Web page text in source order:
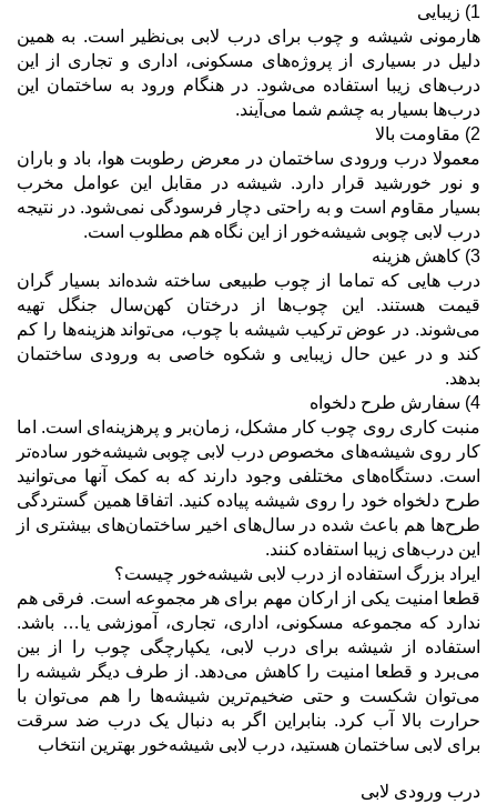
1) زیبایی
هارمونی شیشه و چوب برای درب لابی بی‌نظیر است. به همین
دليل در بسیاری از پروژه‌های مسکونی، اداری و تجاری از این
درب‌های زیبا استفاده می‌شود. در هنگام ورود به ساختمان این
درب‌ها بسیار به چشم شما می‌آیند.
2) مقاومت بالا
معمولا درب ورودی ساختمان در معرض رطوبت هوا، باد و باران
و نور خورشید قرار دارد. شیشه در مقابل این عوامل مخرب
بسیار مقاوم است و به راحتی دچار فرسودگی نمی‌شود. در نتیجه
درب لابی چوبی شیشه‌خور از این نگاه هم مطلوب است.
3) کاهش هزینه
درب هایی که تماما از چوب طبیعی ساخته شده‌اند بسیار گران
قیمت هستند. این چوب‌ها از درختان کهن‌سال جنگل تهیه
می‌شوند. در عوض ترکیب شیشه با چوب، می‌تواند هزینه‌ها را کم
کند و در عین حال زیبایی و شکوه خاصی به ورودی ساختمان
بدهد.
4) سفارش طرح دلخواه
منبت کاری روی چوب کار مشکل، زمان‌بر و پر‌هزینه‌ای است. اما
کار روی شیشه‌های مخصوص درب لابی چوبی شیشه‌خور ساده‎‌تر
است. دستگاه‌های مختلفی وجود دارند که به کمک آنها می‌توانید
طرح دلخواه خود را روی شیشه پیاده کنید. اتفاقا همین گستردگی
طرح‌ها هم باعث شده در سال‌های اخیر ساختمان‌های بیشتری از
این درب‌های زیبا استفاده کنند.
ایراد بزرگ استفاده از درب لابی شیشه‌خور چیست؟
قطعا امنیت یکی از ارکان مهم برای هر مجموعه است. فرقی هم
ندارد که مجموعه مسکونی، اداری، تجاری، آموزشی یا… باشد‌.
استفاده از شیشه برای درب لابی، یکپارچگی چوب را از بین
می‌برد و قطعا امنیت را کاهش می‌دهد. از طرف دیگر شیشه را
می‌توان شکست و حتی ضخیم‌ترین شیشه‌ها را هم می‌توان با
حرارت بالا آب کرد. بنابراین اگر به دنبال یک درب ضد سرقت
برای لابی ساختمان هستید، درب لابی شیشه‌خور بهترین انتخاب
درب ورودی لابی